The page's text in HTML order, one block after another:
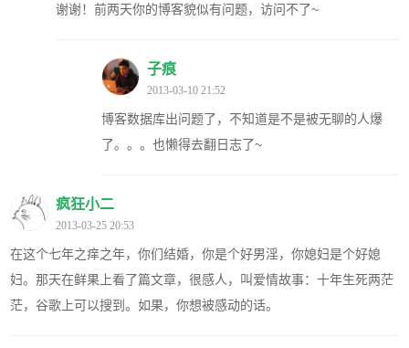
谢谢！前两天你的博客貌似有问题，访问不了~
子痕
2013-03-10 21:52
博客数据库出问题了，不知道是不是被无聊的人爆
了。。。也懒得去翻日志了~
疯狂小二
2013-03-25 20:53
在这个七年之痒之年，你们结婚，你是个好男淫，你媳妇是个好媳
妇。那天在鲜果上看了篇文章，很感人，叫爱情故事：十年生死两茫
茫，谷歌上可以搜到。如果，你想被感动的话。